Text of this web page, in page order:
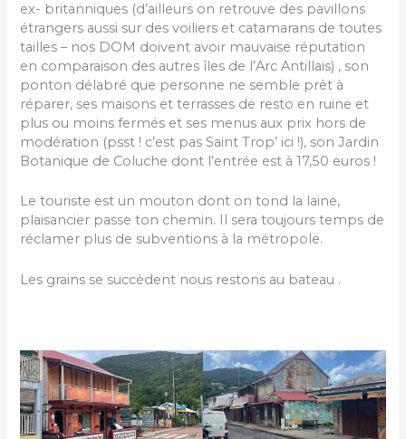
ex- britanniques (d’ailleurs on retrouve des pavillons
étrangers aussi sur des voiliers et catamarans de toutes
tailles – nos DOM doivent avoir mauvaise réputation
en comparaison des autres îles de l’Arc Antillais) , son
ponton délabré que personne ne semble prêt à
réparer, ses maisons et terrasses de resto en ruine et
plus ou moins fermés et ses menus aux prix hors de
modération (psst ! c’est pas Saint Trop’ ici !), son Jardin
Botanique de Coluche dont l’entrée est à 17,50 euros !
Le touriste est un mouton dont on tond la laine,
plaisancier passe ton chemin. Il sera toujours temps de
réclamer plus de subventions à la métropole.
Les grains se succèdent nous restons au bateau .